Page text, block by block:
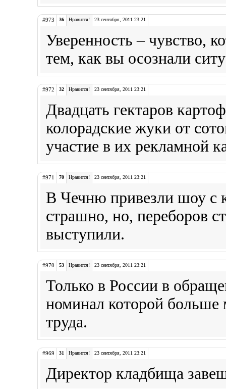
#973 36 Нравится! 23 сентября, 2011 23:21
Уверенность – чувство,
тем, как вы осознали
#972 32 Нравится! 23 сентября, 2011 23:21
Двадцать гектаров
колорадские жуки от
участие в их рекламной
#971 70 Нравится! 23 сентября, 2011 23:21
В Чечню привезли шоу с
страшно, но, переборов
выступили.
#970 53 Нравится! 23 сентября, 2011 23:21
Только в России в
номинал которой больше
труда.
#969 31 Нравится! 23 сентября, 2011 23:21
Директор кладбища